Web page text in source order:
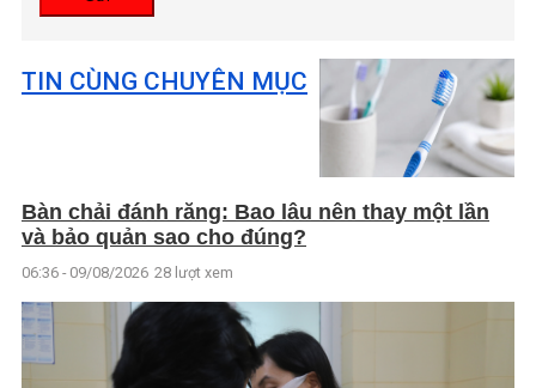
TIN CÙNG CHUYÊN MỤC
Bàn chải đánh răng: Bao lâu nên thay một lần
và bảo quản sao cho đúng?
06:36 - 09/08/2026 28 lượt xem